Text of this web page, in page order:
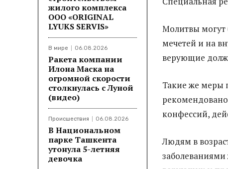
жилого комплекса
ООО «ORIGINAL
LYUKS SERVIS»
В мире 06.08.2026
Ракета компании
Илона Маска на
огромной скорости
столкнулась с Луной
(видео)
Происшествия 06.08.2026
В Национальном
парке Ташкента
утонула 5-летняя
девочка
Молитвы могут
мечетей и на
верующие
Такие же меры
конфессий,
Людям в